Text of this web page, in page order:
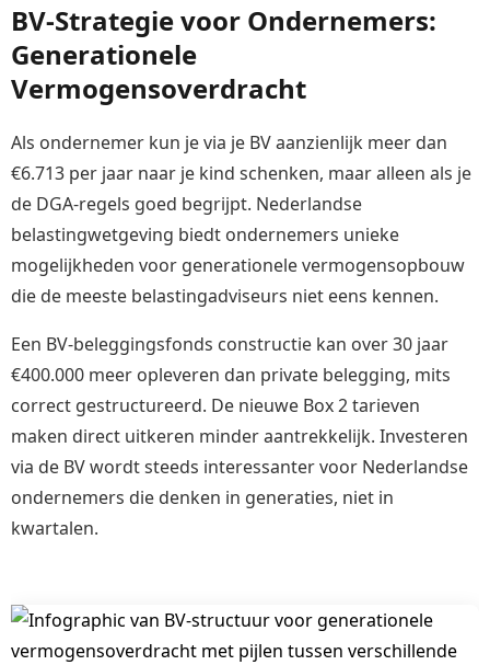
BV-Strategie voor Ondernemers:
Generationele
Vermogensoverdracht
Als ondernemer kun je via je BV aanzienlijk meer dan
€6.713 per jaar naar je kind schenken, maar alleen als je
de DGA-regels goed begrijpt. Nederlandse
belastingwetgeving biedt ondernemers unieke
mogelijkheden voor generationele vermogensopbouw
die de meeste belastingadviseurs niet eens kennen.
Een BV-beleggingsfonds constructie kan over 30 jaar
€400.000 meer opleveren dan private belegging, mits
correct gestructureerd. De nieuwe Box 2 tarieven
maken direct uitkeren minder aantrekkelijk. Investeren
via de BV wordt steeds interessanter voor Nederlandse
ondernemers die denken in generaties, niet in
kwartalen.